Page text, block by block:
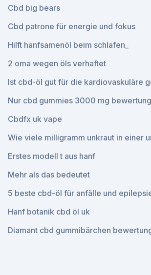
Cbd big bears
Cbd patrone für energie und fokus
Hilft hanfsamenöl beim schlafen_
2 oma wegen öls verhaftet
Ist cbd-öl gut für die kardiovaskuläre
Nur cbd gummies 3000 mg
Cbdfx uk vape
Wie viele milligramm unkraut in einer
Erstes modell t aus hanf
Mehr als das bedeutet
5 beste cbd-öl für anfälle und
Hanf botanik cbd öl uk
Diamant cbd gummibärchen